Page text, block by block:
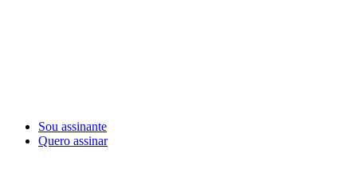
Sou assinante
Quero assinar